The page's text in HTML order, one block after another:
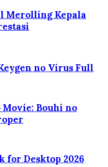
Merolling Kepala
no Virus Full
Bouhi no
for Desktop 2026